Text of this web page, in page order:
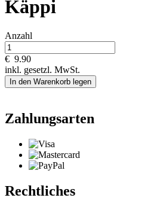
Käppi
Anzahl
€ 9.90
inkl. gesetzl. MwSt.
In den Warenkorb legen
Zahlungsarten
Rechtliches